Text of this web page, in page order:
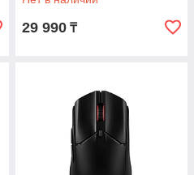
29 990 ₸